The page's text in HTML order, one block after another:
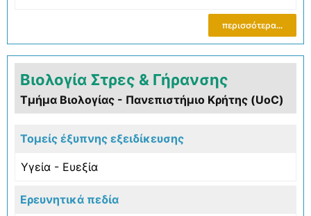
περισσότερα...
Βιολογία Στρες & Γήρανσης
Τμήμα Βιολογίας - Πανεπιστήμιο Κρήτης (UoC)
Τομείς έξυπνης εξειδίκευσης
Υγεία - Ευεξία
Ερευνητικά πεδία